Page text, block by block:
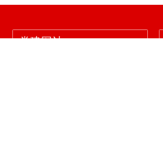
党建网站